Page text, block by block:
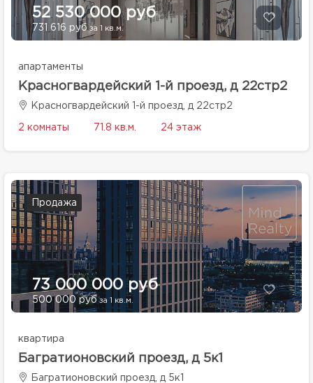
52 530 000 руб
731 616 рубза 1 кв.м.
апартаменты
Красногвардейский 1-й проезд, д 22стр2
Красногвардейский 1-й проезд, д 22стр2
2 комнаты 71.8 кв.м. 24 этаж
Продажа
73 000 000 руб
500 000 рубза 1 кв.м.
квартира
Багратионовский проезд, д 5к1
Багратионовский проезд, д 5к1